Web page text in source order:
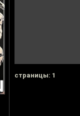
cтраницы: 1